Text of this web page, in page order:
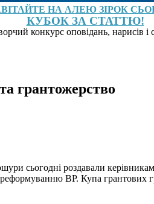
НА АЛЕЮ ЗІРОК
КУБОК ЗА СТАТТЮ!
конкурс оповідань, нарисів і
грантожерство
сьогодні роздавали
реформуванню ВР. Купа